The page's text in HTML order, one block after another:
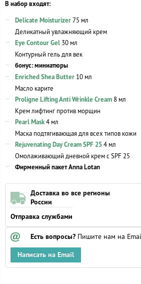
В набор входят:
Delicate Moisturizer 75 мл
Деликатный увлажняющий крем
Eye Contour Gel 30 мл
Контурный гель для век
бонус: миниатюры
Enriched Shea Butter 10 мл
Масло карите
Proligne Lifting Anti Wrinkle Cream 8 мл
Крем лифтинг против морщин
Pearl Mask4 мл
Маска подтягивающая для всех типов кожи
Rejuvenating Day Cream SPF 25 4 мл
Омолаживающий дневной крем с SPF 25
Фирменный пакет Anna Lotan
Доставка во все регионы
России
Отправка службами
Есть вопросы? Пишите нам на
Написать на Email